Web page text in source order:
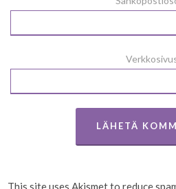
This site uses Akismet to reduce